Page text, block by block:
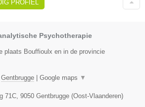
PROFIEL
Psychotherapie
plaats Bouffioulx en in de provincie
Gentbrugge Google maps ▼
71C, 9050 Gentbrugge (Oost-Vlaanderen)